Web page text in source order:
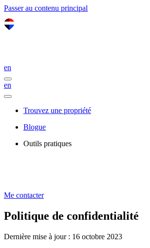
Passer au contenu principal
en
en
Trouvez une propriété
Blogue
Outils pratiques
Me contacter
Politique de confidentialité
Dernière mise à jour : 16 octobre 2023